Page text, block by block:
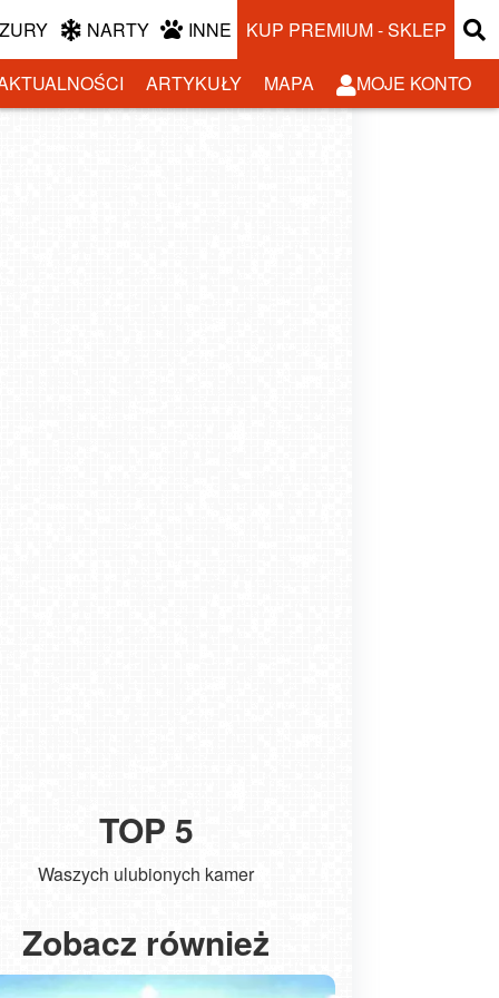
NARTY INNE KUP PREMIUM - SKLEP
ARTYKUŁY MAPA
MOJE KONTO
TOP 5
Waszych ulubionych kamer
Kołobrzeg - widok na molo
Zobacz również